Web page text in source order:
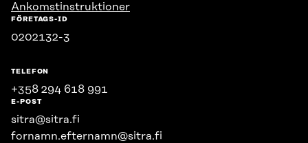
Ankomstinstruktioner
FÖRETAGS-ID
0202132-3
TELEFON
+358 294 618 991
E-POST
sitra@sitra.fi
fornamn.efternamn@sitra.fi